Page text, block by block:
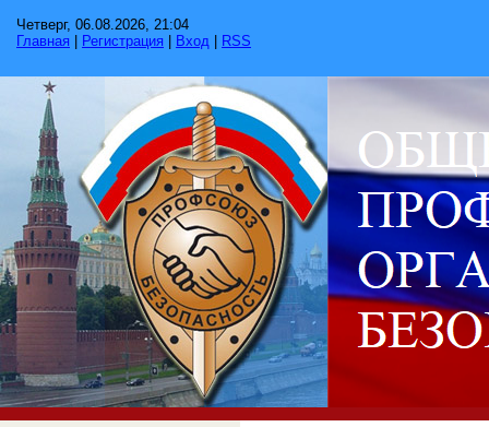
Четверг, 06.08.2026, 21:04
Главная
Регистрация Вход RSS